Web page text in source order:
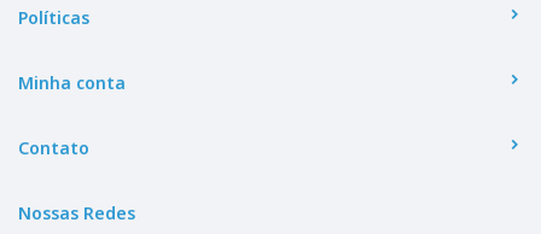
Políticas
Minha conta
Contato
Nossas Redes